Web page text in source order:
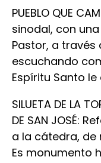
PUEBLO QUE
sinodal, con
Pastor, a
escuchando
Espíritu Santo
SILUETA DE LA
DE SAN JOSÉ:
a la cátedra, de
Es monumento